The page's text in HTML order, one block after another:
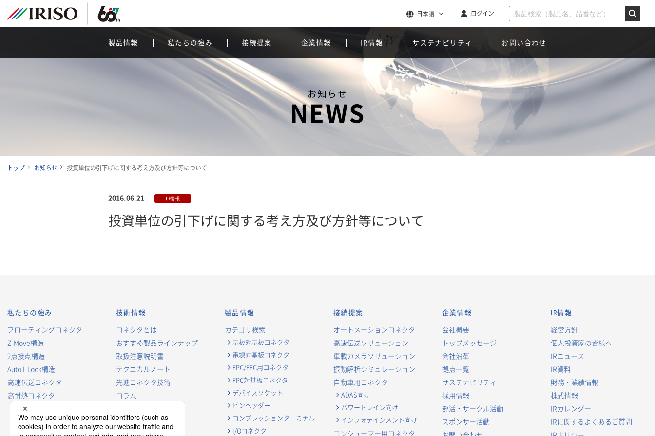
日本語 ログイン
製品情報 私たちの強み 接続提案 企業情報 IR情報 サステナビリティ お問い合わせ
お知らせ
NEWS
トップ お知らせ 投資単位の引下げに関する考え方及び方針等について
2016.06.21 IR情報
投資単位の引下げに関する考え方及び方針等について
私たちの強み
フローティングコネクタ
Z-Move構造
2点接点構造
Auto I-Lock構造
高速伝送コネクタ
高耐熱コネクタ
技術情報
コネクタとは
おすすめ製品ラインナップ
取扱注意説明書
テクニカルノート
先進コネクタ技術
コラム
コネクタ用語集
製品情報
カテゴリ検索
基板対基板コネクタ
電線対基板コネクタ
FPC/FFC用コネクタ
FPC対基板コネクタ
デバイスソケット
ピンヘッダー
コンプレッションターミナル
I/Oコネクタ
接続提案
オートメーションコネクタ
高速伝送ソリューション
車載カメラソリューション
振動解析シミュレーション
自動車用コネクタ
ADAS向け
パワートレイン向け
インフォテインメント向け
コンシューマー用コネクタ
企業情報
会社概要
トップメッセージ
会社沿革
拠点一覧
サステナビリティ
採用情報
部活・サークル活動
スポンサー活動
IR情報
経営方針
個人投資家の皆様へ
IRニュース
IR資料
財務・業績情報
株式情報
IRカレンダー
IRに関するよくあるご質問